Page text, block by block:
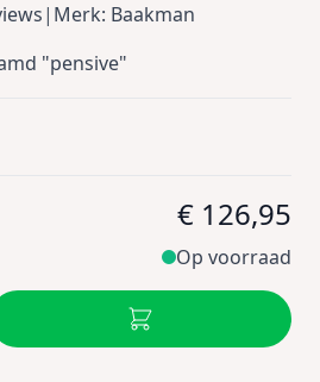
| Merk: Baakman
"pensive"
€ 126,95
Op voorraad